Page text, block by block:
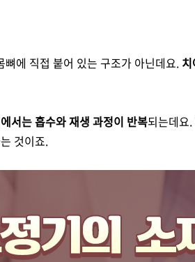
에 직접 붙어 있는 구조가 아닌데요.
서는 흡수와 재생 과정이 반복되는데요
것이죠.